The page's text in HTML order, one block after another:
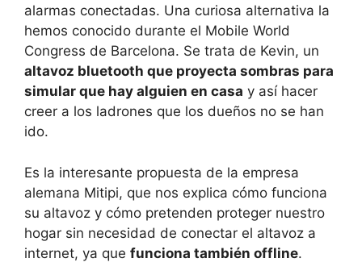
alarmas conectadas. Una curiosa alternativa la
hemos conocido durante el Mobile World
Congress de Barcelona. Se trata de Kevin, un
altavoz bluetooth que proyecta sombras para
simular que hay alguien en casa y así hacer
creer a los ladrones que los dueños no se han
ido.
Es la interesante propuesta de la empresa
alemana Mitipi, que nos explica cómo funciona
su altavoz y cómo pretenden proteger nuestro
hogar sin necesidad de conectar el altavoz a
internet, ya que funciona también offline.